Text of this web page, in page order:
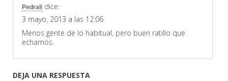
Pedrali dice:
3 mayo, 2013 a las 12:06
Menos gente de lo habitual, pero buen ratillo que
echamos.
DEJA UNA RESPUESTA